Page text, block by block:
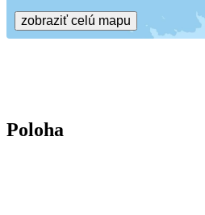
zobraziť celú mapu
Poloha